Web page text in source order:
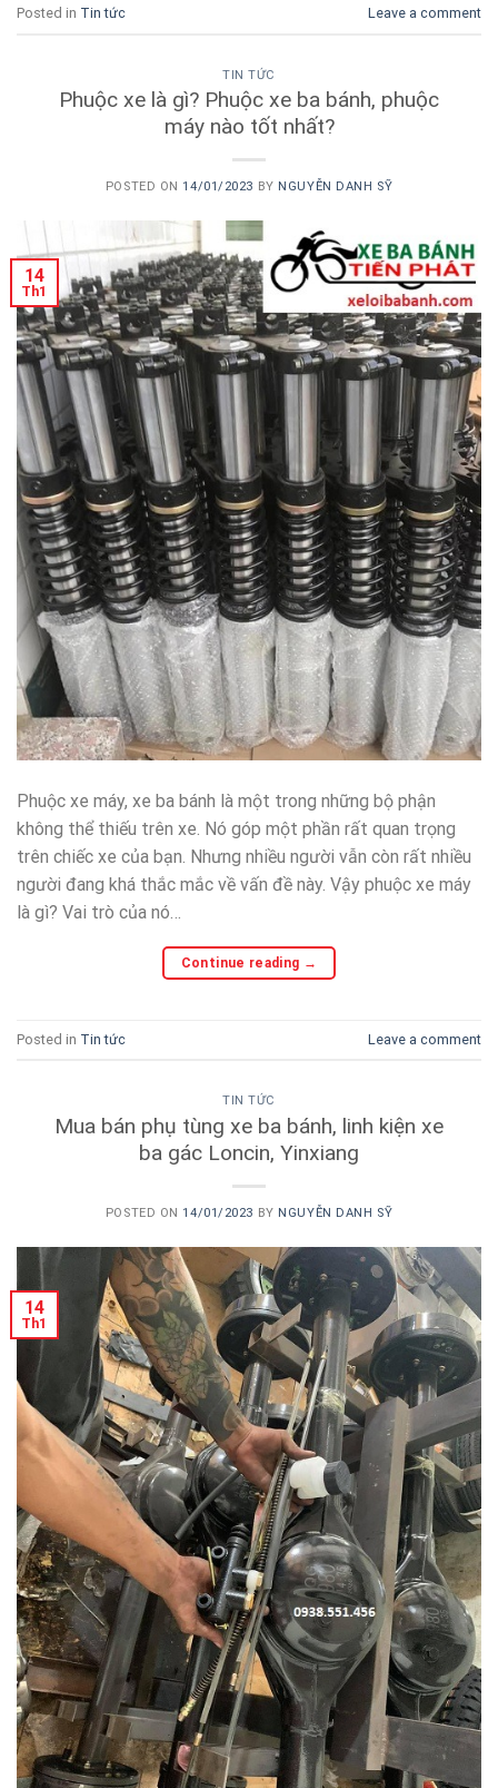
Posted in Tin tức Leave a comment
TIN TỨC
Phuộc xe là gì? Phuộc xe ba bánh, phuộc
máy nào tốt nhất?
POSTED ON14/01/2023 BY NGUYỄN DANH SỸ
14
Th1
Phuộc xe máy, xe ba bánh là một trong những bộ phận
không thể thiếu trên xe. Nó góp một phần rất quan trọng
trên chiếc xe của bạn. Nhưng nhiều người vẫn còn rất nhiều
người đang khá thắc mắc về vấn đề này. Vậy phuộc xe máy
là gì? Vai trò của nó…
Continue reading →
Posted in Tin tức Leave a comment
TIN TỨC
Mua bán phụ tùng xe ba bánh, linh kiện xe
ba gác Loncin, Yinxiang
POSTED ON14/01/2023 BY NGUYỄN DANH SỸ
14
Th1